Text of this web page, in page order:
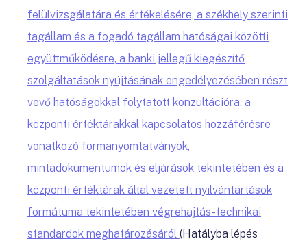
felülvizsgálatára és értékelésére, a székhely szerinti
tagállam és a fogadó tagállam hatóságai közötti
együttműködésre, a banki jellegű kiegészítő
szolgáltatások nyújtásának engedélyezésében részt
vevő hatóságokkal folytatott konzultációra, a
központi értéktárakkal kapcsolatos hozzáférésre
vonatkozó formanyomtatványok,
mintadokumentumok és eljárások tekintetében és a
központi értéktárak által vezetett nyilvántartások
formátuma tekintetében végrehajtás-technikai
standardok meghatározásáról (Hatályba lépés